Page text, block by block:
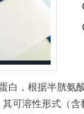
白，根据半胱氨
可溶性形式（